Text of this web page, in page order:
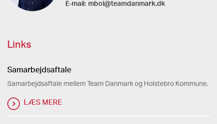
E-mail: mbol@teamdanmark.dk
Links
Samarbejdsaftale
Samarbejdsaftale mellem Team Danmark og Holstebro Kommune.
LÆS MERE